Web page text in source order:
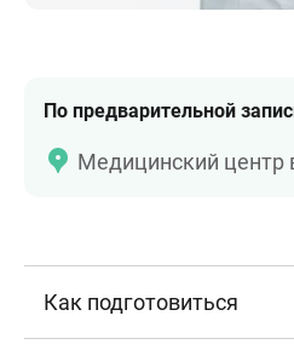
По предварительной
Медицинский центр
Как подготовиться